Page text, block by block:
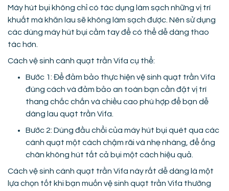
Máy hút bụi không chỉ có tác dụng làm sạch những vị trí
khuất mà khăn lau sẽ không làm sạch được. Nên sử dụng
các dùng máy hút bụi cầm tay để có thể dễ dàng thao
tác hơn.
Cách vệ sinh cánh quạt trần Vifa cụ thể:
Bước 1: Để đảm bảo thực hiện vệ sinh quạt trần Vifa
đúng cách và đảm bảo an toàn bạn cần đặt vị trí
thang chắc chắn và chiều cao phù hợp để bạn dễ
dàng lau quạt trần Vifa.
Bước 2: Dùng đầu chổi của máy hút bụi quét qua các
cánh quạt một cách chậm rãi và nhẹ nhàng, để ống
chân không hút tất cả bụi một cách hiệu quả.
Cách vệ sinh cánh quạt trần Vifa này rất dễ dàng là một
lựa chọn tốt khi bạn muốn vệ sinh quạt trần Vifa thường